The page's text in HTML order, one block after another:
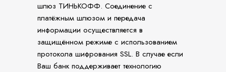
шлюз ТИНЬКОФФ. Соединение с
платёжным шлюзом и передача
информации осуществляется в
защищённом режиме с использованием
протокола шифрования SSL. В случае если
Ваш банк поддерживает технологию